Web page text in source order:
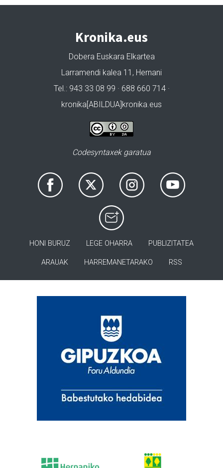
Kronika.eus
Dobera Euskara Elkartea
Larramendi kalea 11, Hernani
Tel.: 943 33 08 99 · 688 660 714 ·
kronika[ABILDUA]kronika.eus
Codesyntaxek garatua
HONI BURUZ LEGE OHARRA PUBLIZITATEA
ARAUAK HARREMANETARAKO RSS